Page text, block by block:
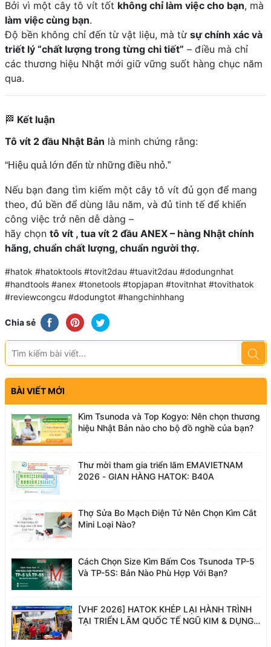
Bởi vì một cây tô vít tốt không chỉ làm việc cho bạn, mà
làm việc cùng bạn.
Độ bền không chỉ đến từ vật liệu, mà từ sự chính xác và
triết lý “chất lượng trong từng chi tiết” – điều mà chỉ
các thương hiệu Nhật mới giữ vững suốt hàng chục năm
qua.
🏁 Kết luận
Tô vít 2 đầu Nhật Bản là minh chứng rằng:
“Hiệu quả lớn đến từ những điều nhỏ.”
Nếu bạn đang tìm kiếm một cây tô vít đủ gọn để mang
theo, đủ bền để dùng lâu năm, và đủ tinh tế để khiến
công việc trở nên dễ dàng –
hãy chọn tô vít , tua vít 2 đầu ANEX – hàng Nhật chính
hãng, chuẩn chất lượng, chuẩn người thợ.
#hatok #hatoktools #tovit2dau #tuavit2dau #dodungnhat
#handtools #anex #tonetools #topjapan #tovitnhat #tovithatok
#reviewcongcu #dodungtot #hangchinhhang
Chia sẻ
BÀI VIẾT MỚI
Kìm Tsunoda và Top Kogyo: Nên chọn thương
hiệu Nhật Bản nào cho bộ đồ nghề của bạn?
Thư mời tham gia triển lãm EMAVIETNAM
2026 - GIAN HÀNG HATOK: B40A
Thợ Sửa Bo Mạch Điện Tử Nên Chọn Kìm Cắt
Mini Loại Nào?
Cách Chọn Size Kìm Bấm Cos Tsunoda TP-5
Và TP-5S: Bản Nào Phù Hợp Với Bạn?
[VHF 2026] HATOK KHÉP LẠI HÀNH TRÌNH
TẠI TRIỂN LÃM QUỐC TẾ NGŨ KIM & DỤNG